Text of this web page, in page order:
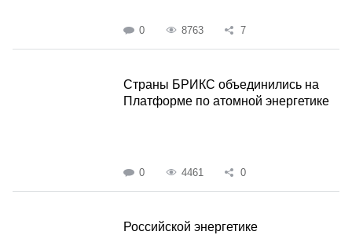
0 8763 7
Страны БРИКС объединились на
Платформе по атомной энергетике
0 4461 0
Российской энергетике